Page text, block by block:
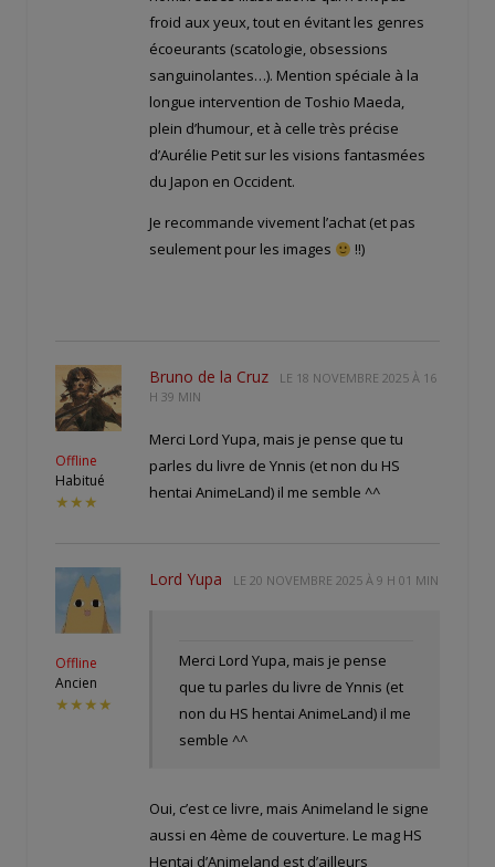
froid aux yeux, tout en évitant les genres
écoeurants (scatologie, obsessions
sanguinolantes…). Mention spéciale à la
longue intervention de Toshio Maeda,
plein d’humour, et à celle très précise
d’Aurélie Petit sur les visions fantasmées
du Japon en Occident.
Je recommande vivement l’achat (et pas
seulement pour les images
!!)
Offline
Habitué
★★★
Bruno de la Cruz LE 18 NOVEMBRE 2025 À 16
H 39 MIN
Merci Lord Yupa, mais je pense que tu
parles du livre de Ynnis (et non du HS
hentai AnimeLand) il me semble ^^
Offline
Ancien
★★★★
Lord Yupa LE 20 NOVEMBRE 2025 À 9 H 01 MIN
Merci Lord Yupa, mais je pense
que tu parles du livre de Ynnis (et
non du HS hentai AnimeLand) il me
semble ^^
Oui, c’est ce livre, mais Animeland le signe
aussi en 4ème de couverture. Le mag HS
Hentai d’Animeland est d’ailleurs